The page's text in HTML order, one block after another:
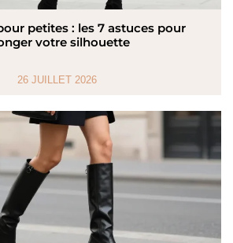
petites : les 7 astuces pour
votre silhouette
26 JUILLET 2026